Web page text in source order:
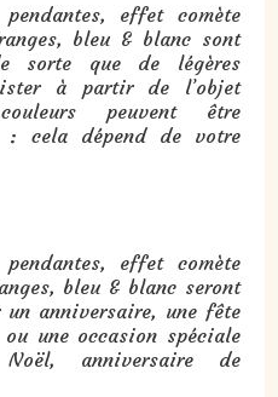
pendantes, effet comète
bleu & blanc sont
sorte que de légères
à partir de l’objet
peuvent être
: cela dépend de votre
pendantes, effet comète
bleu & blanc seront
anniversaire, une fête
une occasion spéciale
anniversaire de